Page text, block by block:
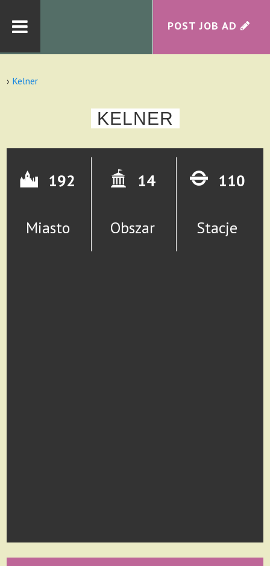
POST JOB AD
› Kelner
KELNER
192
Miasto
14
Obszar
110
Stacje